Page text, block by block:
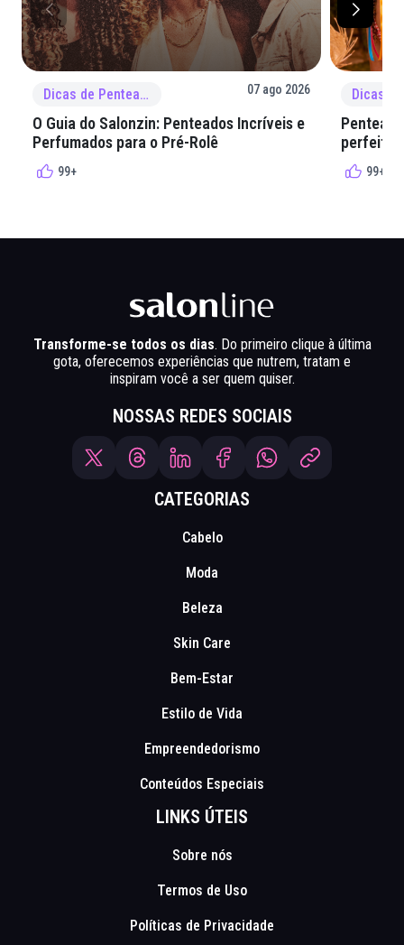
Dicas de Penteado 07 ago 2026
O Guia do Salonzin: Penteados Incríveis e
Perfumados para o Pré-Rolê
99+
perfeita
99+
Transforme-se todos os dias. Do primeiro clique à última
gota, oferecemos experiências que nutrem, tratam e
inspiram você a ser quem quiser.
NOSSAS REDES SOCIAIS
CATEGORIAS
Cabelo
Moda
Beleza
Skin Care
Bem-Estar
Estilo de Vida
Empreendedorismo
Conteúdos Especiais
LINKS ÚTEIS
Sobre nós
Termos de Uso
Políticas de Privacidade